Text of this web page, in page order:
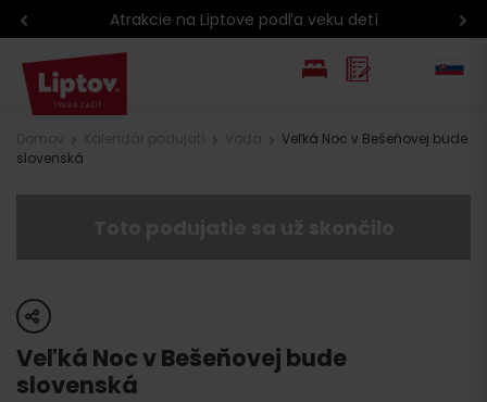
Atrakcie na Liptove podľa veku detí
Veľká Noc v Bešeňovej bude
slovenská
share
Veľká Noc v Bešeňovej bude
slovenská